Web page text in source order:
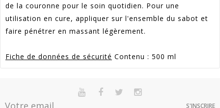
de la couronne pour le soin quotidien. Pour une
utilisation en cure, appliquer sur l'ensemble du sabot et
faire pénétrer en massant légèrement.
Fiche de données de sécurité Contenu : 500 ml
Sur commande Indisponible
S'INSCRIRE